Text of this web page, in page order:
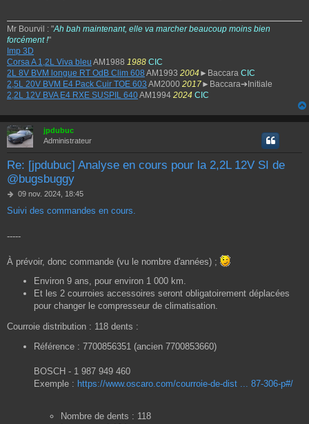
Mr Bourvil : "Ah bah maintenant, elle va marcher beaucoup moins bien
forcément !"
Imp 3D
Corsa A 1,2L Viva bleu AM1988 1988 CIC
2L 8V BVM longue RT OdB Clim 608 AM1993 2004 ►Baccara CIC
2,5L 20V BVM E4 Pack Cuir TOE 603 AM2000 2017►Baccara➔Initiale
2,2L 12V BVA E4 RXE SUSPIL 640AM1994 2024 CIC
jpdubuc
Administrateur
Re: [jpdubuc] Analyse en cours pour la 2,2L 12V SI de
@bugsbuggy
M
s
09 nov. 2024, 18:45
Suivi des commandes en cours.
-----
À prévoir, donc commande (vu le nombre d'années) ;
Environ 9 ans, pour environ 1 000 km.
Et les 2 courroies accessoires seront obligatoirement déplacées
pour changer le compresseur de climatisation.
Courroie distribution : 118 dents :
Référence : 7700856351 (ancien 7700853660)
BOSCH - 1 987 949 460
Exemple : https://www.oscaro.com/courroie-de-dist ... 87-306-p#/
Nombre de dents : 118